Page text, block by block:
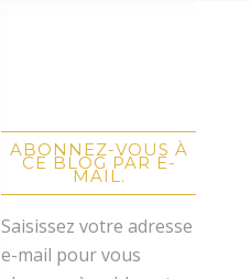
ABONNEZ-VOUS À
CE BLOG PAR E-
MAIL.
Saisissez votre adresse
e-mail pour vous